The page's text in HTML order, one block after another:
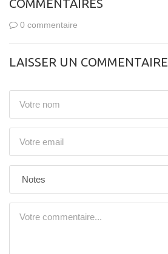
COMMENTAIRES
0 commentaire
LAISSER UN COMMENTAIRE